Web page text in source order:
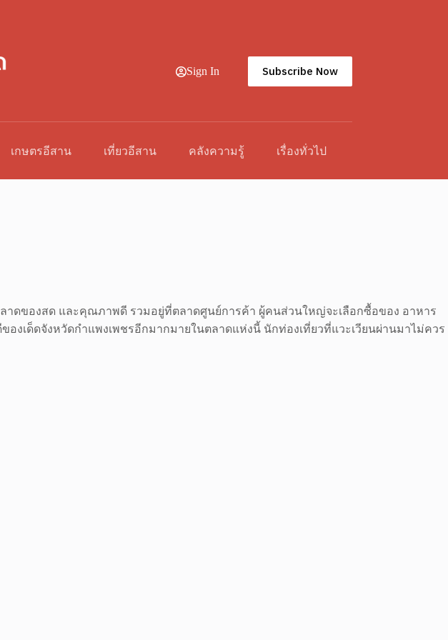
Sign In Subscribe Now
เกษตรอีสาน เที่ยวอีสาน คลังความรู้ เรื่องทั่วไป
าดของสด และคุณภาพดี รวมอยู่ที่ตลาดศูนย์การค้า ผู้คนส่วนใหญ่จะเลือกซื้อของ อาหาร
เด็ดจังหวัดกำแพงเพชรอีกมากมายในตลาดแห่งนี้ นักท่องเที่ยวที่แวะเวียนผ่านมาไม่ควร